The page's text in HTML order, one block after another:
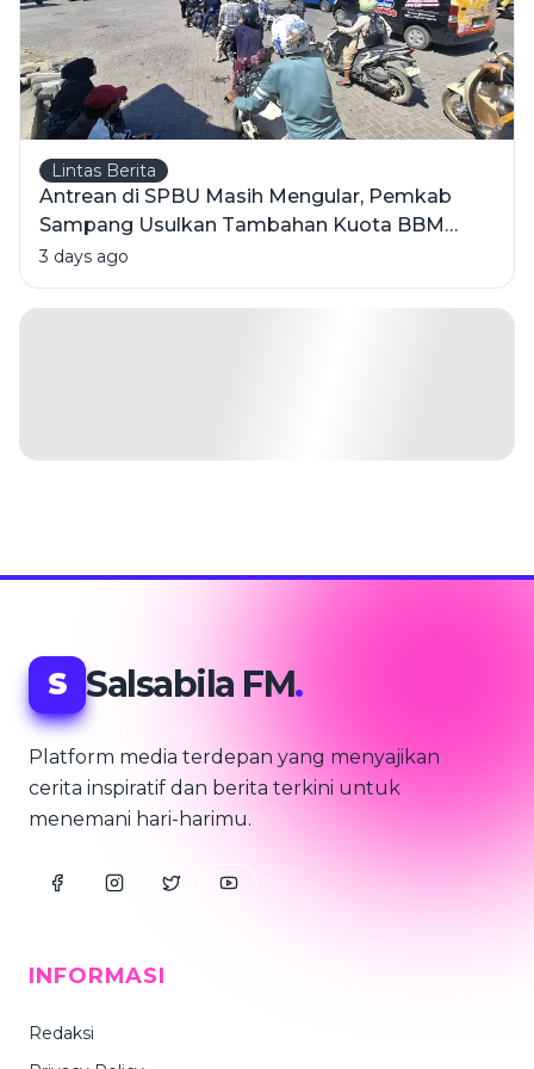
Lintas Berita
Antrean di SPBU Masih Mengular, Pemkab
Sampang Usulkan Tambahan Kuota BBM
Bersubsidi
3 days ago
S Salsabila FM.
Platform media terdepan yang menyajikan
cerita inspiratif dan berita terkini untuk
menemani hari-harimu.
INFORMASI
Redaksi